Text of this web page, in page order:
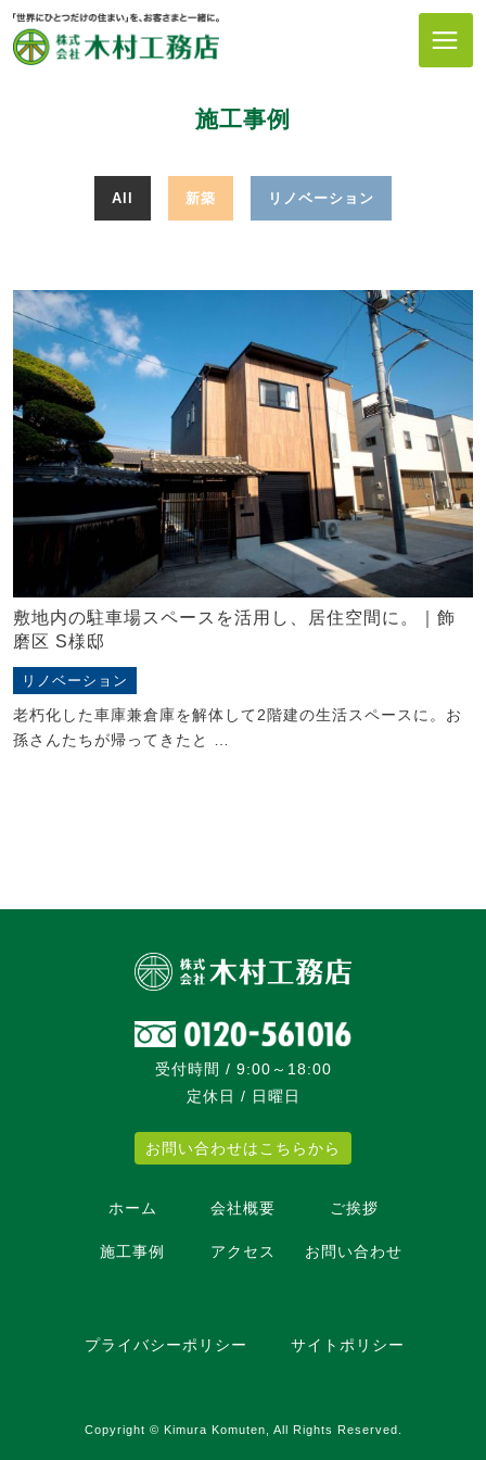
施工事例
All 新築 リノベーション
敷地内の駐車場スペースを活用し、居住空間に。｜飾
磨区 S様邸
リノベーション
老朽化した車庫兼倉庫を解体して2階建の生活スペースに。お
孫さんたちが帰ってきたと …
受付時間 / 9:00～18:00
定休日 / 日曜日
お問い合わせはこちらから
ホーム 会社概要 ご挨拶
施工事例 アクセス お問い合わせ
プライバシーポリシー サイトポリシー
Copyright © Kimura Komuten, All Rights Reserved.